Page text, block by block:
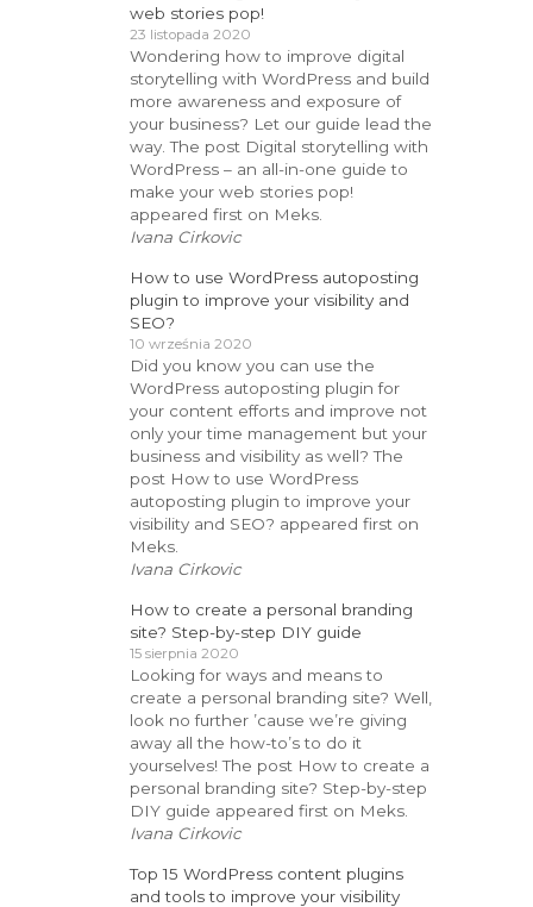
web stories pop!
23 listopada 2020
Wondering how to improve digital
storytelling with WordPress and build
more awareness and exposure of
your business? Let our guide lead the
way. The post Digital storytelling with
WordPress – an all-in-one guide to
make your web stories pop!
appeared first on Meks.
Ivana Cirkovic
How to use WordPress autoposting
plugin to improve your visibility and
SEO?
10 września 2020
Did you know you can use the
WordPress autoposting plugin for
your content efforts and improve not
only your time management but your
business and visibility as well? The
post How to use WordPress
autoposting plugin to improve your
visibility and SEO? appeared first on
Meks.
Ivana Cirkovic
How to create a personal branding
site? Step-by-step DIY guide
15 sierpnia 2020
Looking for ways and means to
create a personal branding site? Well,
look no further ’cause we’re giving
away all the how-to’s to do it
yourselves! The post How to create a
personal branding site? Step-by-step
DIY guide appeared first on Meks.
Ivana Cirkovic
Top 15 WordPress content plugins
and tools to improve your visibility